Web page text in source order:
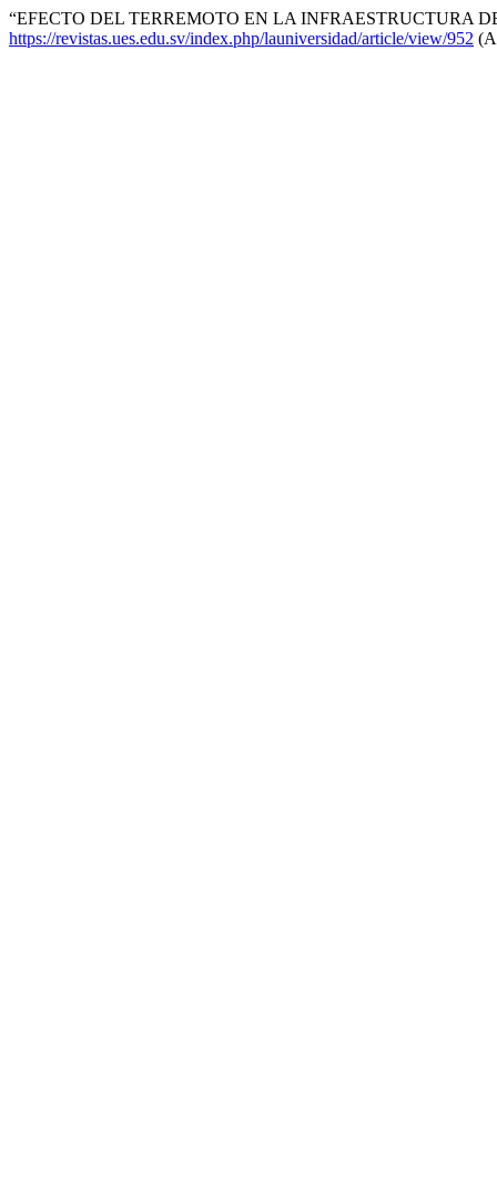
“EFECTO DEL TERREMOTO EN LA INFRAESTRUCTURA
https://revistas.ues.edu.sv/index.php/launiversidad/article/view/952